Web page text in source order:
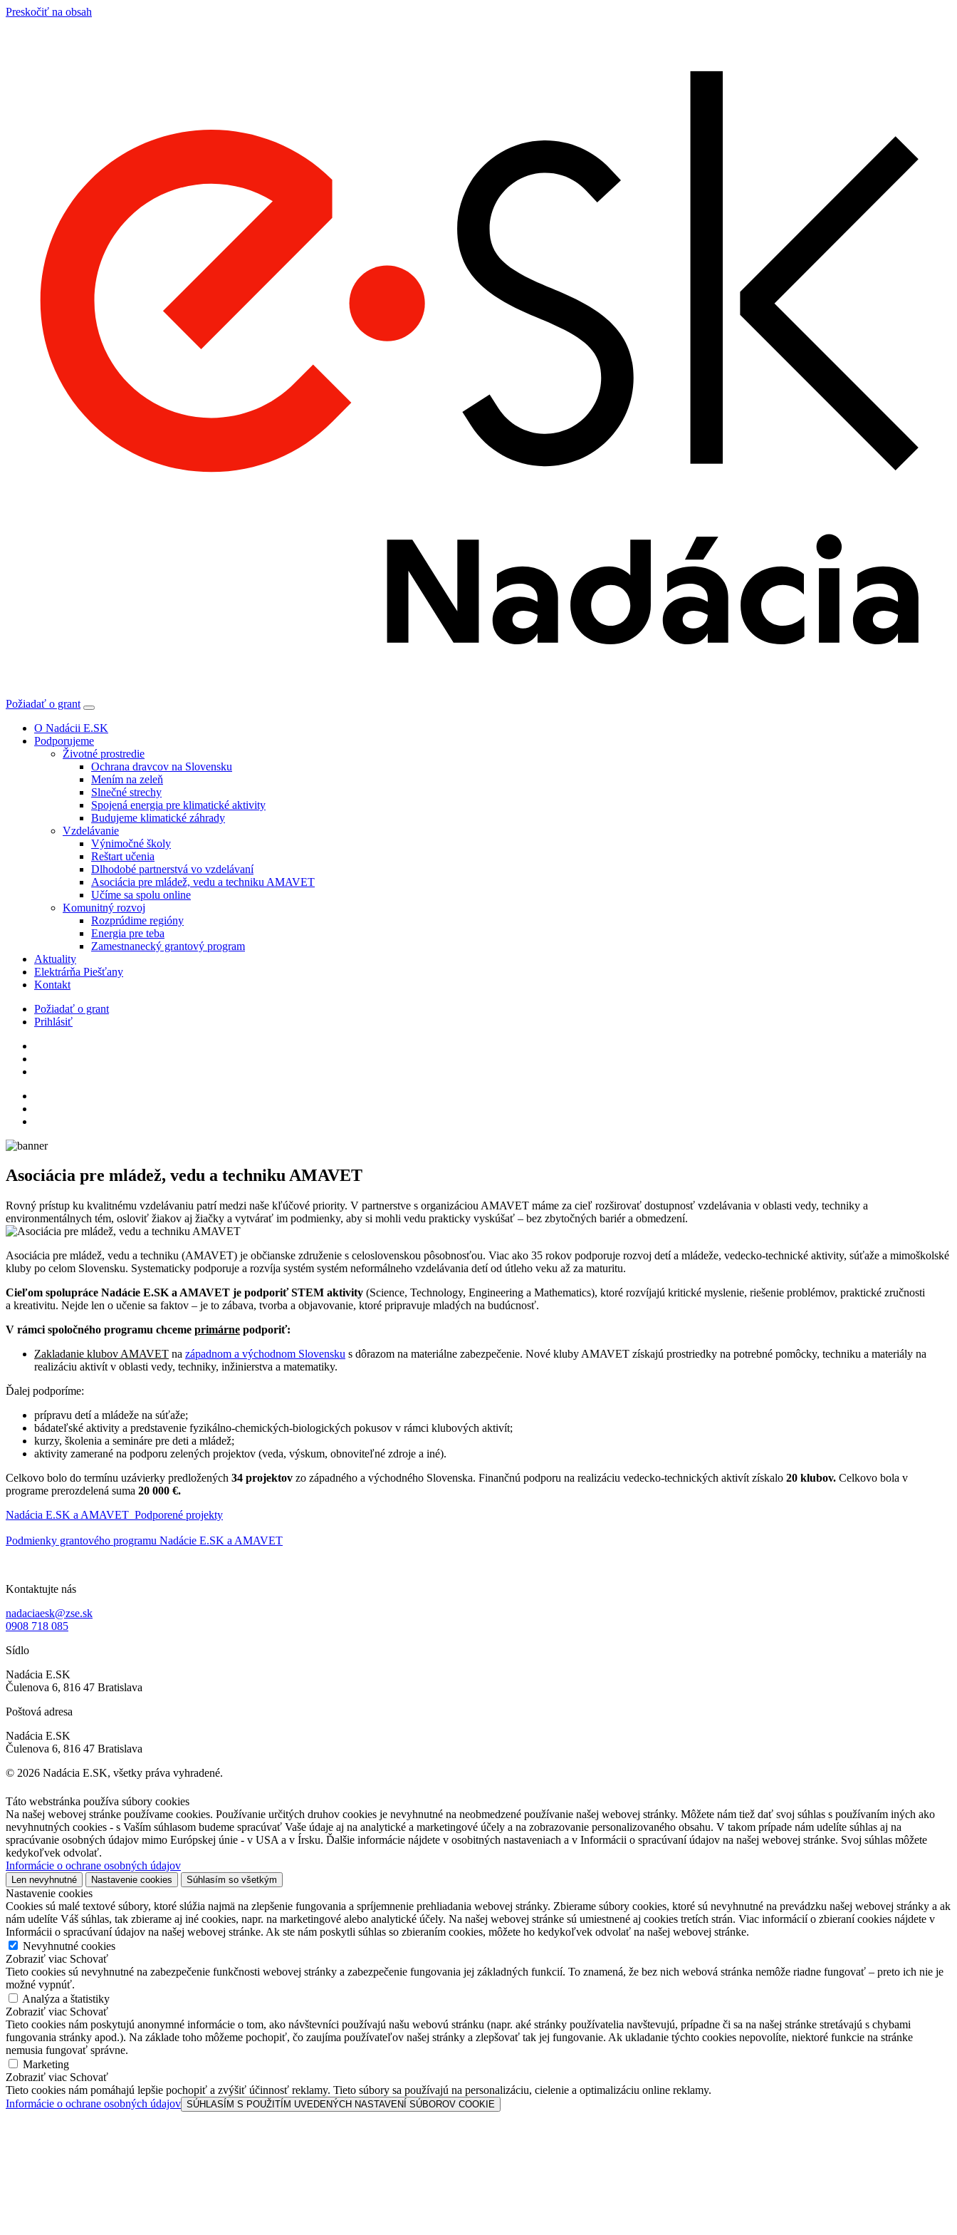
Preskočiť na obsah
Požiadať o grant
O Nadácii E.SK
Podporujeme
Životné prostredie
Ochrana dravcov na Slovensku
Mením na zeleň
Slnečné strechy
Spojená energia pre klimatické aktivity
Budujeme klimatické záhrady
Vzdelávanie
Výnimočné školy
Reštart učenia
Dlhodobé partnerstvá vo vzdelávaní
Asociácia pre mládež, vedu a techniku AMAVET
Učíme sa spolu online
Komunitný rozvoj
Rozprúdime regióny
Energia pre teba
Zamestnanecký grantový program
Aktuality
Elektrárňa Piešťany
Kontakt
Požiadať o grant
Prihlásiť
Asociácia pre mládež, vedu a techniku AMAVET
Rovný prístup ku kvalitnému vzdelávaniu patrí medzi naše kľúčové priority. V partnerstve s organizáciou AMAVET máme za cieľ rozširovať dostupnosť vzdelávania v oblasti vedy, techniky a
environmentálnych tém, osloviť žiakov aj žiačky a vytvárať im podmienky, aby si mohli vedu prakticky vyskúšať – bez zbytočných bariér a obmedzení.
Asociácia pre mládež, vedu a techniku (AMAVET) je občianske združenie s celoslovenskou pôsobnosťou. Viac ako 35 rokov podporuje rozvoj detí a mládeže, vedecko-technické aktivity, súťaže a mimoškolské
kluby po celom Slovensku. Systematicky podporuje a rozvíja systém systém neformálneho vzdelávania detí od útleho veku až za maturitu.
Cieľom spolupráce Nadácie E.SK a AMAVET je podporiť STEM aktivity (Science, Technology, Engineering a Mathematics), ktoré rozvíjajú kritické myslenie, riešenie problémov, praktické zručnosti
a kreativitu. Nejde len o učenie sa faktov – je to zábava, tvorba a objavovanie, ktoré pripravuje mladých na budúcnosť.
V rámci spoločného programu chceme primárne podporiť:
Zakladanie klubov AMAVET na západnom a východnom Slovensku s dôrazom na materiálne zabezpečenie. Nové kluby AMAVET získajú prostriedky na potrebné pomôcky, techniku a materiály na
realizáciu aktivít v oblasti vedy, techniky, inžinierstva a matematiky.
Ďalej podporíme:
prípravu detí a mládeže na súťaže;
bádateľské aktivity a predstavenie fyzikálno-chemických-biologických pokusov v rámci klubových aktivít;
kurzy, školenia a semináre pre deti a mládež;
aktivity zamerané na podporu zelených projektov (veda, výskum, obnoviteľné zdroje a iné).
Celkovo bolo do termínu uzávierky predložených 34 projektov zo západného a východného Slovenska. Finančnú podporu na realizáciu vedecko-technických aktivít získalo 20 klubov. Celkovo bola v
programe prerozdelená suma 20 000 €.
Nadácia E.SK a AMAVET_Podporené projekty
Podmienky grantového programu Nadácie E.SK a AMAVET
Kontaktujte nás
nadaciaesk@zse.sk
0908 718 085
Sídlo
Nadácia E.SK
Čulenova 6, 816 47 Bratislava
Poštová adresa
Nadácia E.SK
Čulenova 6, 816 47 Bratislava
© 2026 Nadácia E.SK, všetky práva vyhradené.
Táto webstránka používa súbory cookies
Na našej webovej stránke používame cookies. Používanie určitých druhov cookies je nevyhnutné na neobmedzené používanie našej webovej stránky. Môžete nám tiež dať svoj súhlas s používaním iných ako
nevyhnutných cookies - s Vaším súhlasom budeme spracúvať Vaše údaje aj na analytické a marketingové účely a na zobrazovanie personalizovaného obsahu. V takom prípade nám udelíte súhlas aj na
spracúvanie osobných údajov mimo Európskej únie - v USA a v Írsku. Ďalšie informácie nájdete v osobitných nastaveniach a v Informácii o spracúvaní údajov na našej webovej stránke. Svoj súhlas môžete
kedykoľvek odvolať.
Informácie o ochrane osobných údajov
Len nevyhnutné Nastavenie cookies Súhlasím so všetkým
Nastavenie cookies
Cookies sú malé textové súbory, ktoré slúžia najmä na zlepšenie fungovania a spríjemnenie prehliadania webovej stránky. Zbierame súbory cookies, ktoré sú nevyhnutné na prevádzku našej webovej stránky a ak
nám udelíte Váš súhlas, tak zbierame aj iné cookies, napr. na marketingové alebo analytické účely. Na našej webovej stránke sú umiestnené aj cookies tretích strán. Viac informácií o zbieraní cookies nájdete v
Informácii o spracúvaní údajov na našej webovej stránke. Ak ste nám poskytli súhlas so zbieraním cookies, môžete ho kedykoľvek odvolať na našej webovej stránke.
Nevyhnutné cookies
Zobraziť viac Schovať
Tieto cookies sú nevyhnutné na zabezpečenie funkčnosti webovej stránky a zabezpečenie fungovania jej základných funkcií. To znamená, že bez nich webová stránka nemôže riadne fungovať – preto ich nie je
možné vypnúť.
Analýza a štatistiky
Zobraziť viac Schovať
Tieto cookies nám poskytujú anonymné informácie o tom, ako návštevníci používajú našu webovú stránku (napr. aké stránky používatelia navštevujú, prípadne či sa na našej stránke stretávajú s chybami
fungovania stránky apod.). Na základe toho môžeme pochopiť, čo zaujíma používateľov našej stránky a zlepšovať tak jej fungovanie. Ak ukladanie týchto cookies nepovolíte, niektoré funkcie na stránke
nemusia fungovať správne.
Marketing
Zobraziť viac Schovať
Tieto cookies nám pomáhajú lepšie pochopiť a zvýšiť účinnosť reklamy. Tieto súbory sa používajú na personalizáciu, cielenie a optimalizáciu online reklamy.
Informácie o ochrane osobných údajov SÚHLASÍM S POUŽITÍM UVEDENÝCH NASTAVENÍ SÚBOROV COOKIE